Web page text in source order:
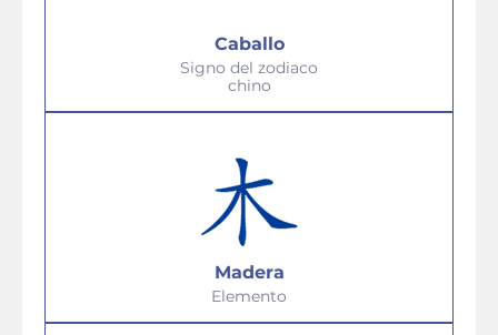
Caballo
Signo del zodiaco
chino
Madera
Elemento